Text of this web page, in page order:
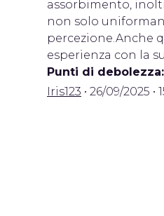
assorbimento,
non solo
percezione.Anche
esperienza con la
Punti di debolezza:
Iris123 • 26/09/2025 •